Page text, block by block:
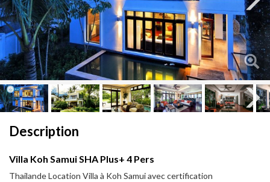
Next
Description
Villa Koh Samui SHA Plus+ 4 Pers
Thailande Location Villa à Koh Samui avec certification